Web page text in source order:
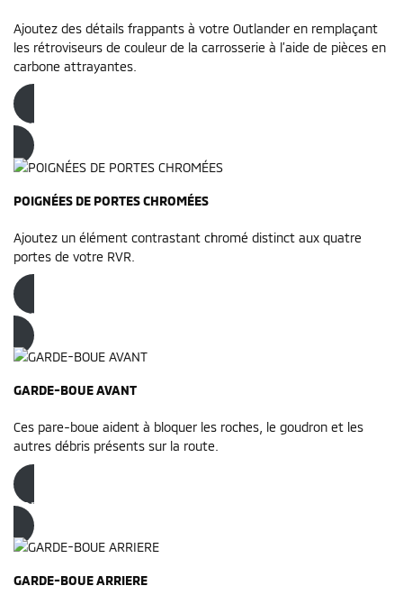
Ajoutez des détails frappants à votre Outlander en remplaçant
les rétroviseurs de couleur de la carrosserie à l’aide de pièces en
carbone attrayantes.
Commandez dès maintenant
POIGNÉES DE PORTES CHROMÉES
Ajoutez un élément contrastant chromé distinct aux quatre
portes de votre RVR.
Commandez dès maintenant
GARDE-BOUE AVANT
Ces pare-boue aident à bloquer les roches, le goudron et les
autres débris présents sur la route.
Commandez dès maintenant
GARDE-BOUE ARRIERE